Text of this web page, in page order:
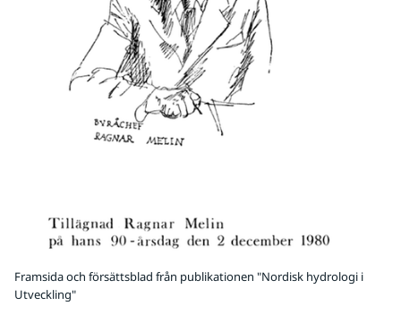
Framsida och försättsblad från publikationen "Nordisk hydrologi i
Utveckling"